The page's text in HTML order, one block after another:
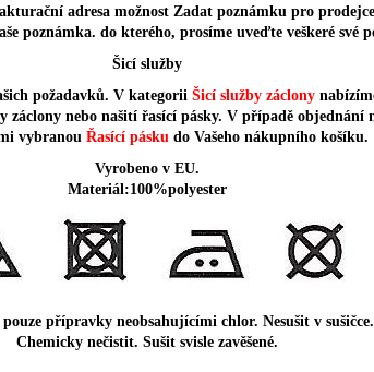
adresa možnost Zadat poznámku pro
poznámka. do kterého, prosíme uveďte veškeré své
Šicí služby
požadavků. V kategorii Šicí služby záclony
záclony nebo našití řasící pásky. V případě objednání
vybranou Řasící pásku do Vašeho nákupního košíku.
Vyrobeno v EU.
Materiál:100%polyester
přípravky neobsahujícími chlor. Nesušit v
Chemicky nečistit. Sušit svisle zavěšené.